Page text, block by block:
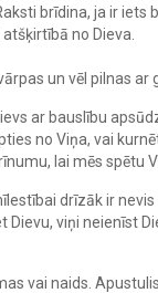
brīdina, ja ir
no Dieva.
un vēl pilnas ar
ar bauslību
no Viņa, vai
lai mēs spētu
drīzāk ir
viņi neienīst
vai naids.